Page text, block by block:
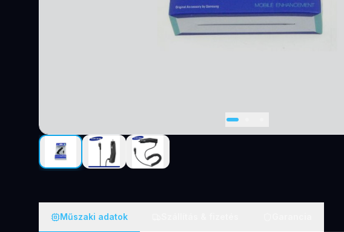
Műszaki adatok